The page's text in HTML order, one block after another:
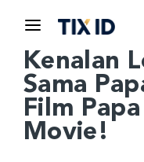
Kenalan
Sama
Film
Movie!